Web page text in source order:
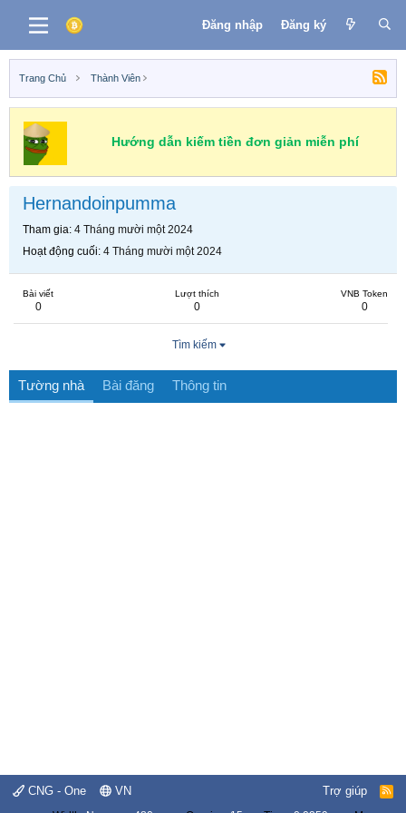
Đăng nhập Đăng ký
Trang Chủ Thành Viên
Hướng dẫn kiếm tiền đơn giản miễn phí
Hernandoinpumma
Tham gia 4 Tháng mười một 2024
Hoạt động cuối 4 Tháng mười một 2024
Bài viết
0
Lượt thích
0
VNB Token
0
Tìm kiếm
Tường nhà Bài đăng Thông tin
CNG - One VN Trợ giúp
R